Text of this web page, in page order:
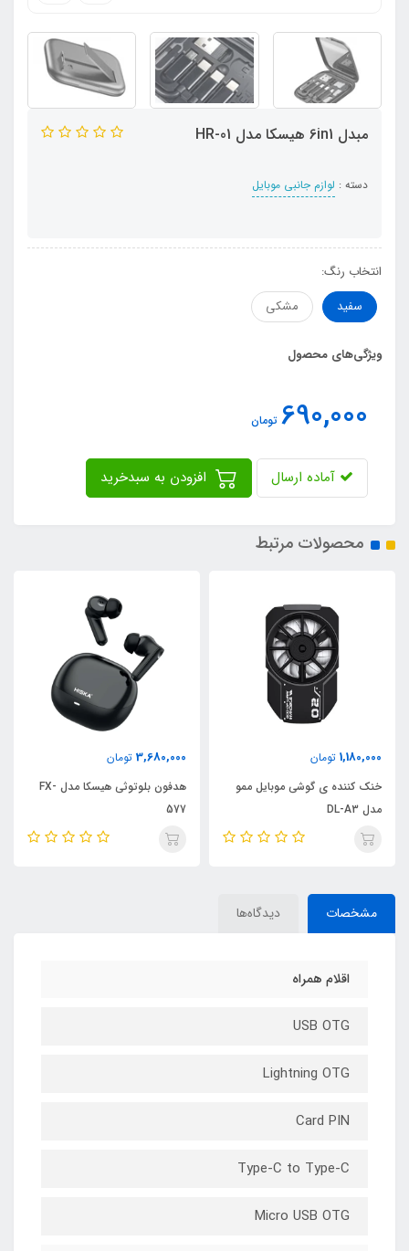
مبدل 6in1 هیسکا مدل HR-01
دسته : لوازم جانبی موبایل
انتخاب رنگ:
سفید
مشکی
ویژگی‌های محصول
690,000 تومان
آماده ارسال
محصولات مرتبط
1,180,000 تومان
خنک کننده ی گوشی موبایل ممو
مدل DL-A3
3,680,000 تومان
هدفون بلوتوثی هیسکا مدل FX-
577
مشخصات دیدگاه‌ها
اقلام همراه
USB OTG
Lightning OTG
Card PIN
Type-C to Type-C
Micro USB OTG